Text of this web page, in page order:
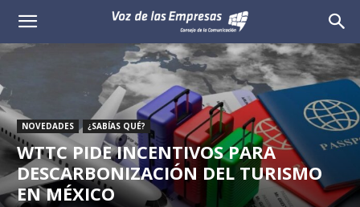
Voz
las
Empresas
NOVEDADES ¿SABÍAS QUÉ?
WTTC PIDE INCENTIVOS PARA
DESCARBONIZACIÓN DEL TURISMO
EN MÉXICO